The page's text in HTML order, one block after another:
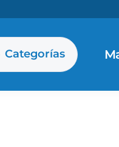
Categorías